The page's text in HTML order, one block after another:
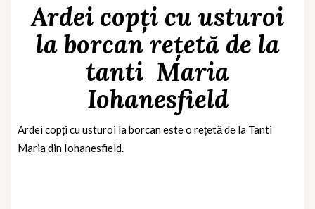
Ardei copți cu usturoi
la borcan rețetă de la
tanti Maria
Iohanesfield
Ardei copți cu usturoi la borcan este o rețetă de la Tanti
Maria din Iohanesfield.